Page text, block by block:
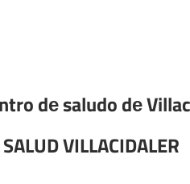
dе saludo dе
VILLACIDALER